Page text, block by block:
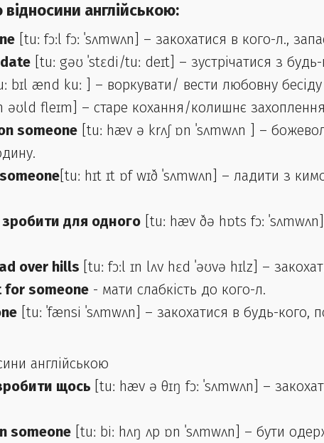
англійською:
[tuː fɔːl fɔː ˈsʌmwʌn] – закохатися в кого-л.,
[tuː gəʊ ˈstɛdi/tuː deɪt] – зустрічатися з
bɪl ænd kuː ] – воркувати/ вести любовну бесіду
əʊld fleɪm] – старе кохання/колишнє захоплення
someone [tuː hæv ə krʌʃ ɒn ˈsʌmwʌn ] –
[tuː hɪt ɪt ɒf wɪð ˈsʌmwʌn] – ладити з
для одного [tuː hæv ðə hɒts fɔː
over hills [tuː fɔːl ɪn lʌv hɛd ˈəʊvə hɪlz] –
someone - мати слабкість до кого-л.
[tuː ˈfænsi ˈsʌmwʌn] – закохатися в будь-кого,
щось [tuː hæv ə θɪŋ fɔː ˈsʌmwʌn] –
someone [tuː biː hʌŋ ʌp ɒn ˈsʌmwʌn] – бути